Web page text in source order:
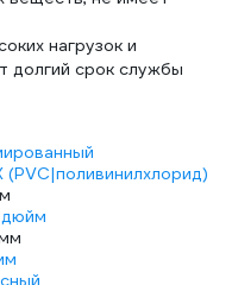
нагрузок и
долгий срок службы
(PVC|поливинилхлорид)